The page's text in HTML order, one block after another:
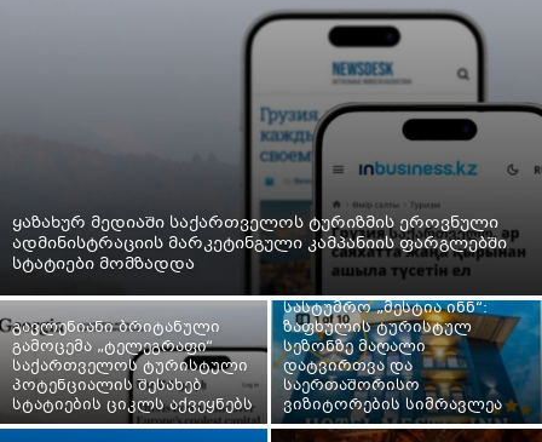
ყაზახურ მედიაში საქართველოს ტურიზმის ეროვნული
ადმინისტრაციის მარკეტინგული კამპანიის ფარგლებში
სტატიები მომზადდა
გავლენიანი ბრიტანული
გამოცემა „ტელეგრაფი“
საქართველოს ტურისტული
პოტენციალის შესახებ
სტატიების ციკლს აქვეყნებს
სასტუმრო „მესტია ინნ“:
ზაფხულის ტურისტულ
სეზონზე მაღალი
დატვირთვა და
საერთაშორისო
ვიზიტორების სიმრავლეა